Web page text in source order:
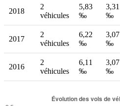
2018
2
véhicules
5,83
‰
3,31
‰
2017
2
véhicules
6,22
‰
3,07
‰
2016
2
véhicules
6,11
‰
3,07
‰